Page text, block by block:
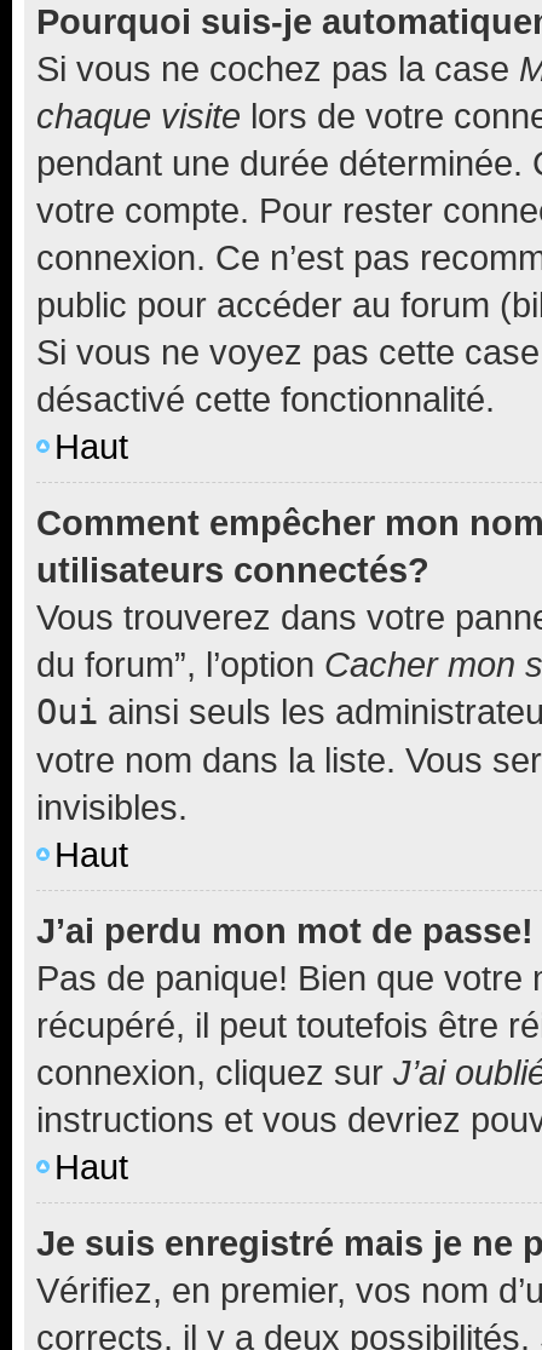
Pourquoi suis-je
Si vous ne cochez pas la case
chaque visite lors de votre
pendant une durée déterminée.
votre compte. Pour rester
connexion. Ce n’est pas
public pour accéder au forum
Si vous ne voyez pas cette
désactivé cette fonctionnalité.
Haut
Comment empêcher mon
utilisateurs connectés?
Vous trouverez dans votre
du forum”, l’option Cacher mon
Oui ainsi seuls les
votre nom dans la liste. Vous
invisibles.
Haut
J’ai perdu mon mot de passe!
Pas de panique! Bien que
récupéré, il peut toutefois être
connexion, cliquez sur J’ai
instructions et vous devriez
Haut
Je suis enregistré mais je ne
Vérifiez, en premier, vos nom
corrects, il y a deux